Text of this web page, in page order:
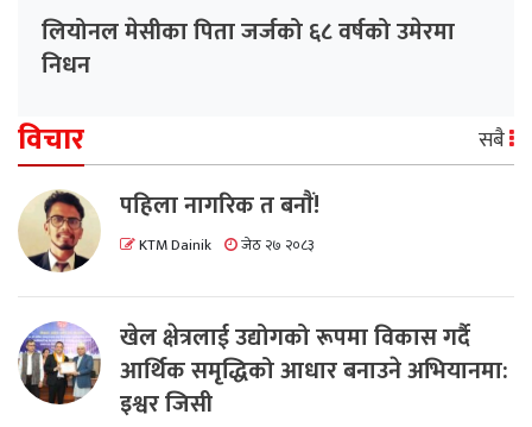
लियोनल मेसीका पिता जर्जको ६८ वर्षको उमेरमा
निधन
विचार सबै
पहिला नागरिक त बनाैं!
KTM Dainik जेठ २७ २०८३
खेल क्षेत्रलाई उद्योगको रूपमा विकास गर्दै
आर्थिक समृद्धिको आधार बनाउने अभियानमा:
इश्वर जिसी